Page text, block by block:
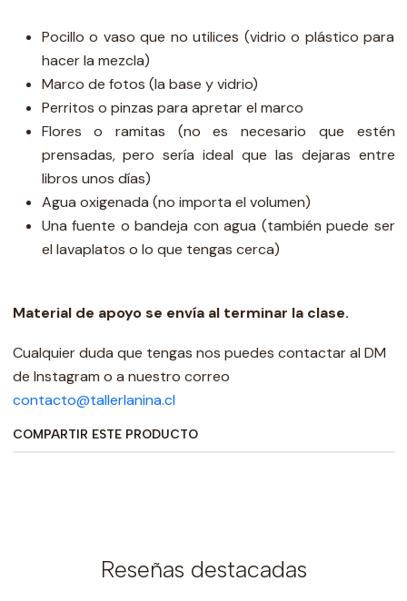
Pocillo o vaso que no utilices (vidrio o plástico para
hacer la mezcla)
Marco de fotos (la base y vidrio)
Perritos o pinzas para apretar el marco
Flores o ramitas (no es necesario que estén
prensadas, pero sería ideal que las dejaras entre
libros unos días)
Agua oxigenada (no importa el volumen)
Una fuente o bandeja con agua (también puede ser
el lavaplatos o lo que tengas cerca)
Material de apoyo se envía al terminar la clase.
Cualquier duda que tengas nos puedes contactar al DM
de Instagram o a nuestro correo
contacto@tallerlanina.cl
COMPARTIR ESTE PRODUCTO
Reseñas destacadas